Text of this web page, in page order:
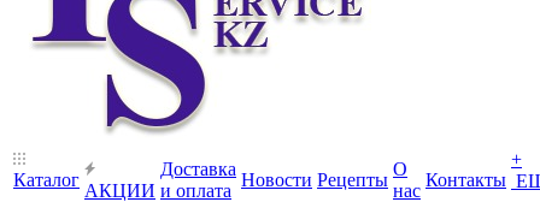
Каталог
АКЦИИ
Доставка
и оплата
Новости Рецепты
О
нас
Контакты
+